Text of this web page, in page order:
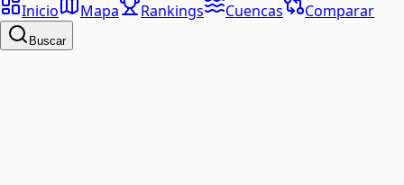
Inicio
Mapa Rankings Cuencas Comparar
Buscar